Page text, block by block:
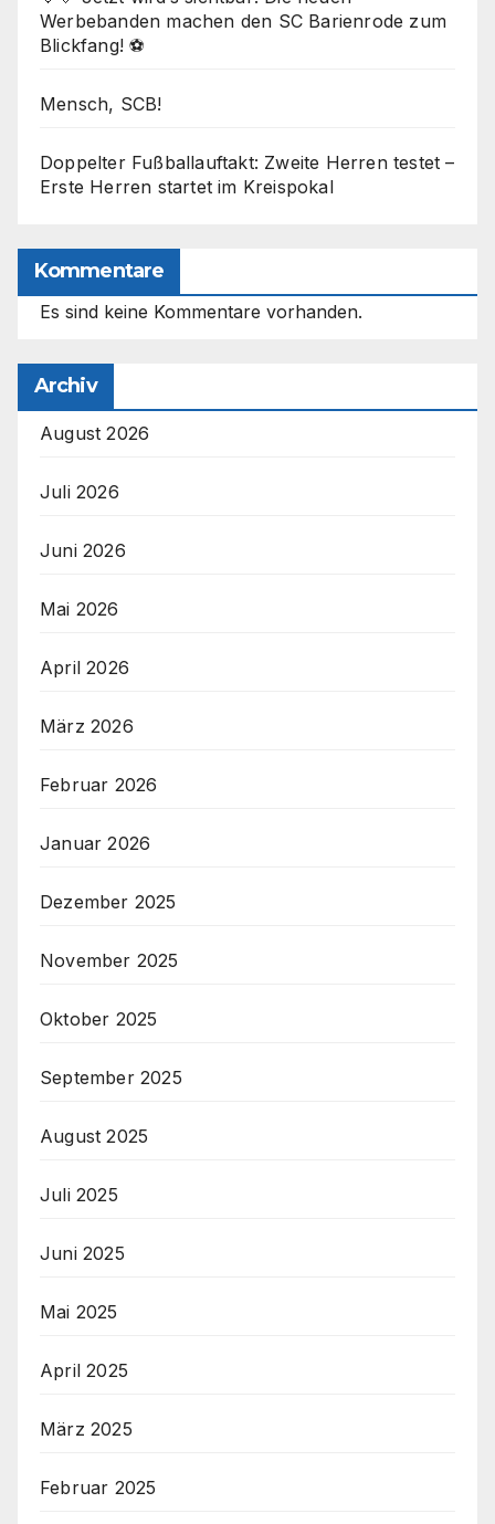
Werbebanden machen den SC Barienrode zum
Blickfang! ⚽
Mensch, SCB!
Doppelter Fußballauftakt: Zweite Herren testet –
Erste Herren startet im Kreispokal
Kommentare
Es sind keine Kommentare vorhanden.
Archiv
August 2026
Juli 2026
Juni 2026
Mai 2026
April 2026
März 2026
Februar 2026
Januar 2026
Dezember 2025
November 2025
Oktober 2025
September 2025
August 2025
Juli 2025
Juni 2025
Mai 2025
April 2025
März 2025
Februar 2025